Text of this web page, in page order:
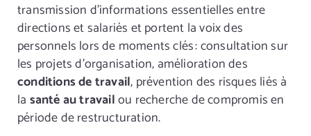
transmission d’informations essentielles entre
directions et salariés et portent la voix des
personnels lors de moments clés : consultation sur
les projets d’organisation, amélioration des
conditions de travail, prévention des risques liés à
la santé au travailou recherche de compromis en
période de restructuration.